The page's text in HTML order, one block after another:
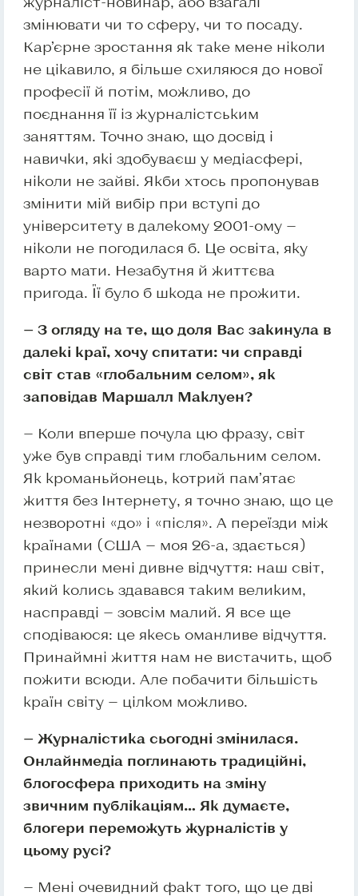
змінювати чи то сферу, чи то посаду.
Кар’єрне зростання як таке мене ніколи
не цікавило, я більше схиляюся до нової
професії й потім, можливо, до
поєднання її із журналістським
заняттям. Точно знаю, що досвід і
навички, які здобуваєш у медіасфері,
ніколи не зайві. Якби хтось пропонував
змінити мій вибір при вступі до
університету в далекому 2001-ому —
ніколи не погодилася б. Це освіта, яку
варто мати. Незабутня й життєва
пригода. Її було б шкода не прожити.
— З огляду на те, що доля Вас закинула в
далекі краї, хочу спитати: чи справді
світ став «глобальним селом», як
заповідав Маршалл Маклуен?
— Коли вперше почула цю фразу, світ
уже був справді тим глобальним селом.
Як кроманьйонець, котрий пам’ятає
життя без Інтернету, я точно знаю, що це
незворотні «до» і «після». А переїзди між
країнами (США — моя 26-а, здається)
принесли мені дивне відчуття: наш світ,
який колись здавався таким великим,
насправді — зовсім малий. Я все ще
сподіваюся: це якесь оманливе відчуття.
Принаймні життя нам не вистачить, щоб
пожити всюди. Але побачити більшість
країн світу — цілком можливо.
— Журналістика сьогодні змінилася.
Онлайнмедіа поглинають традиційні,
блогосфера приходить на зміну
звичним публікаціям… Як думаєте,
блогери переможуть журналістів у
цьому русі?
— Мені очевидний факт того, що це дві